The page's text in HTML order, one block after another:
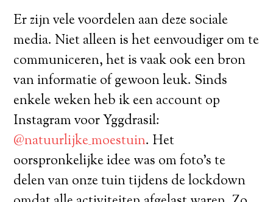
Er zijn vele voordelen aan deze sociale
media. Niet alleen is het eenvoudiger om te
communiceren, het is vaak ook een bron
van informatie of gewoon leuk. Sinds
enkele weken heb ik een account op
Instagram voor Yggdrasil:
@natuurlijke_moestuin. Het
oorspronkelijke idee was om foto’s te
delen van onze tuin tijdens de lockdown